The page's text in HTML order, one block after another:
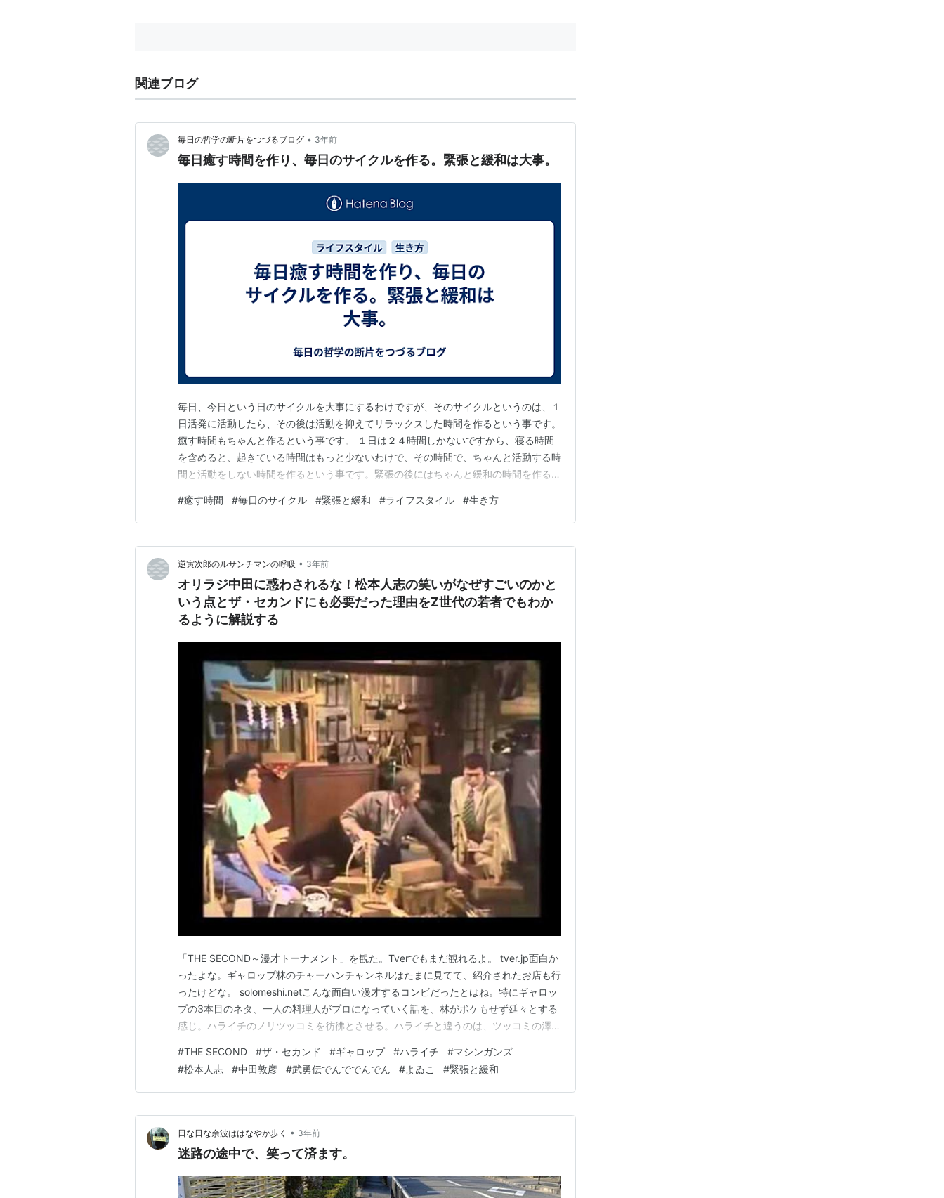
関連ブログ
毎日の哲学の断片をつづるブログ • 3年前
毎日癒す時間を作り、毎日のサイクルを作る。緊張と緩和は大事。
毎日、今日という日のサイクルを大事にするわけですが、そのサイクルというのは、１
日活発に活動したら、その後は活動を抑えてリラックスした時間を作るという事です。
癒す時間もちゃんと作るという事です。 １日は２４時間しかないですから、寝る時間
を含めると、起きている時間はもっと少ないわけで、その時間で、ちゃんと活動する時
間と活動をしない時間を作るという事です。緊張の後にはちゃんと緩和の時間を作ると
も高まっていたり、緊張もしていたりします。交感神経も優位なわけです。ですが、１
日中活動しっぱなし、感情も高ぶりっぱなし、というわけ…
#癒す時間 #毎日のサイクル #緊張と緩和 #ライフスタイル #生き方
逆寅次郎のルサンチマンの呼吸 • 3年前
オリラジ中田に惑わされるな！松本人志の笑いがなぜすごいのかと
いう点とザ・セカンドにも必要だった理由をZ世代の若者でもわか
るように解説する
「THE SECOND～漫才トーナメント」を観た。Tverでもまだ観れるよ。 tver.jp面白か
ったよな。ギャロップ林のチャーハンチャンネルはたまに見てて、紹介されたお店も行
ったけどな。 solomeshi.netこんな面白い漫才するコンビだったとはね。特にギャロッ
プの3本目のネタ、一人の料理人がプロになっていく話を、林がボケもせず延々とする
感じ。ハライチのノリツッコミを彷彿とさせる。ハライチと違うのは、ツッコミの澤部
ボケに乗っかって、溜めて溜めて、最後、爆発させたり、させなかったり。一方、毛利
の方は、林に乗っかる…
#THE SECOND #ザ・セカンド #ギャロップ #ハライチ #マシンガンズ
#松本人志 #中田敦彦 #武勇伝でんででんでん #よゐこ #緊張と緩和
日な日な余波ははなやか歩く • 3年前
迷路の途中で、笑って済ます。